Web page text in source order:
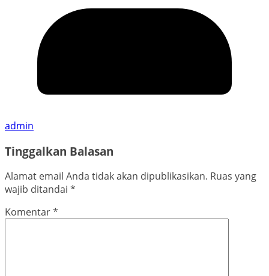
admin
Tinggalkan Balasan
Alamat email Anda tidak akan dipublikasikan. Ruas yang
wajib ditandai *
Komentar*